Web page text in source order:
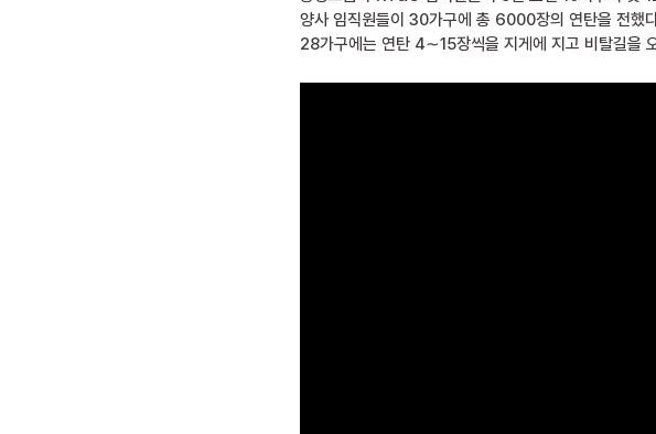
양사 임직원들이 30가구에 총 6000장의 연탄을 전했
28가구에는 연탄 4∼15장씩을 지게에 지고 비탈길을